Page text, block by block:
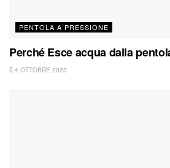
PENTOLA A PRESSIONE
Perché Esce acqua dalla
4 OTTOBRE 2023